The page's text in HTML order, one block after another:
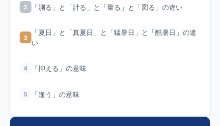
2 「測る」と「計る」と「量る」と「図る」の違い
3
「夏日」と「真夏日」と「猛暑日」と「酷暑日」の違
い
4 「抑える」の意味
5 「逢う」の意味